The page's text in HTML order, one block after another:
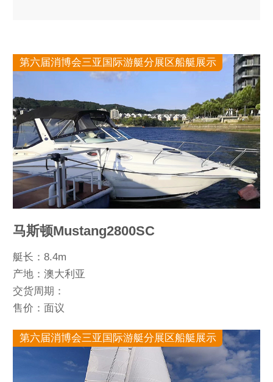
第六届消博会三亚国际游艇分展区船艇展示
马斯顿Mustang2800SC
艇长：8.4m
产地：澳大利亚
交货周期：
售价：面议
第六届消博会三亚国际游艇分展区船艇展示